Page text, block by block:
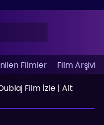
Filmler Film Arşivi
Film İzle | Alt